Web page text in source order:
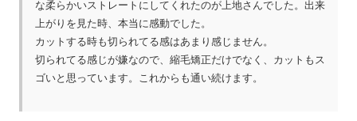
な柔らかいストレートにしてくれたのが上地さんでした。出来
上がりを見た時、本当に感動でした。
カットする時も切られてる感はあまり感じません。
切られてる感じが嫌なので、縮毛矯正だけでなく、カットもス
ゴいと思っています。これからも通い続けます。